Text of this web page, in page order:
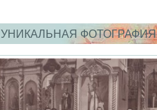
УНИКАЛЬНАЯ ФОТОГРАФИЯ